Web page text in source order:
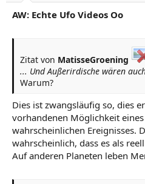
AW: Echte Ufo Videos Oo
Zitat von MatisseGroening
... Und Außerirdische wären
Warum?
Dies ist zwangsläufig so, dies
vorhandenen Möglichkeit
wahrscheinlichen Ereignisses.
wahrscheinlich, dass es als
Auf anderen Planeten leben